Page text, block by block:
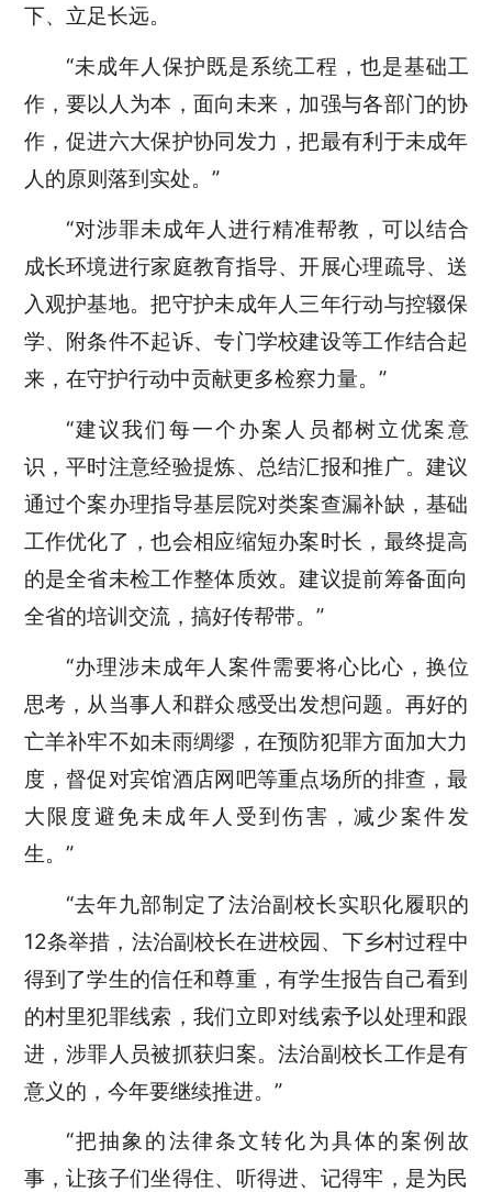
下、立足长远。
“未成年人保护既是系统工程，也是基础工
作，要以人为本，面向未来，加强与各部门的协
作，促进六大保护协同发力，把最有利于未成年
人的原则落到实处。”
“对涉罪未成年人进行精准帮教，可以结合
成长环境进行家庭教育指导、开展心理疏导、送
入观护基地。把守护未成年人三年行动与控辍保
学、附条件不起诉、专门学校建设等工作结合起
来，在守护行动中贡献更多检察力量。”
“建议我们每一个办案人员都树立优案意
识，平时注意经验提炼、总结汇报和推广。建议
通过个案办理指导基层院对类案查漏补缺，基础
工作优化了，也会相应缩短办案时长，最终提高
的是全省未检工作整体质效。建议提前筹备面向
全省的培训交流，搞好传帮带。”
“办理涉未成年人案件需要将心比心，换位
思考，从当事人和群众感受出发想问题。再好的
亡羊补牢不如未雨绸缪，在预防犯罪方面加大力
度，督促对宾馆酒店网吧等重点场所的排查，最
大限度避免未成年人受到伤害，减少案件发
生。”
“去年九部制定了法治副校长实职化履职的
12条举措，法治副校长在进校园、下乡村过程中
得到了学生的信任和尊重，有学生报告自己看到
的村里犯罪线索，我们立即对线索予以处理和跟
进，涉罪人员被抓获归案。法治副校长工作是有
意义的，今年要继续推进。”
“把抽象的法律条文转化为具体的案例故
事，让孩子们坐得住、听得进、记得牢，是为民